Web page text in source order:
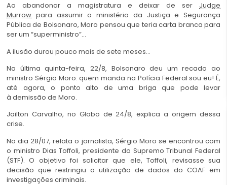
Ao abandonar a magistratura e deixar de ser Judge
Murrow para assumir o ministério da Justiça e Segurança
Pública de Bolsonaro, Moro pensou que teria carta branca para
ser um “superministro”…
A ilusão durou pouco mais de sete meses…
Na última quinta-feira, 22/8, Bolsonaro deu um recado ao
ministro Sérgio Moro: quem manda na Polícia Federal sou eu! É,
até agora, o ponto alto de uma briga que pode levar
à demissão de Moro.
Jailton Carvalho, no Globo de 24/8, explica a origem dessa
crise.
No dia 28/07, relata o jornalista, Sérgio Moro se encontrou com
o ministro Dias Toffoli, presidente do Supremo Tribunal Federal
(STF). O objetivo foi solicitar que ele, Toffoli, revisasse sua
decisão que restringiu a utilização de dados do COAF em
investigações criminais.